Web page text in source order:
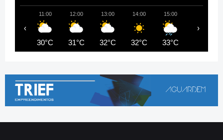
11:00
30°C
12:00
31°C
13:00
32°C
14:00
32°C
15:00
33°C
‹ ›